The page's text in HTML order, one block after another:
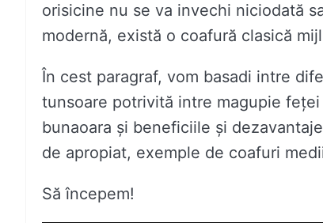
orisicine nu se va invechi niciodată
modernă, există o coafură clasică
În cest paragraf, vom basadi intre
tunsoare potrivită intre magupie
bunaoara și beneficiile și
de apropiat, exemple de coafuri
Să începem!